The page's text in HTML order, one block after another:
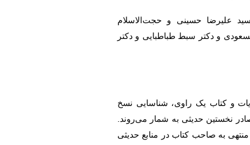
سید علیرضا حسینی و حجت‌الاسلام
و دکتر سبط طباطبایی و دکتر
و کتاب یک راوی، شناسایی نسخ
نخستین حدیثی به شمار می‌روند.
به صاحب كتاب در منابع حديثی